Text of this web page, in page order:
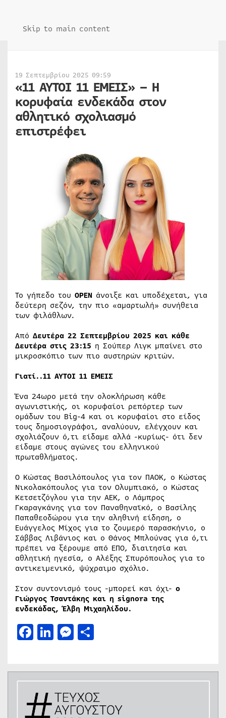
Skip to main content
19 Σεπτεμβρίου 2025 09:59
«11 ΑΥΤΟΙ 11 ΕΜΕΙΣ» – Η
κορυφαία ενδεκάδα στον
αθλητικό σχολιασμό
επιστρέφει
Το γήπεδο του OPEN άνοιξε και υποδέχεται, για
δεύτερη σεζόν, την πιο «αμαρτωλή» συνήθεια
των φιλάθλων.
Από Δευτέρα 22 Σεπτεμβρίου 2025 και κάθε
Δευτέρα στις 23:15 η Σούπερ Λιγκ μπαίνει στο
μικροσκόπιο των πιο αυστηρών κριτών.
Γιατί..11 ΑΥΤΟΙ 11 ΕΜΕΙΣ
Ένα 24ωρο μετά την ολοκλήρωση κάθε
αγωνιστικής, οι κορυφαίοι ρεπόρτερ των
ομάδων του Big-4 και oι κορυφαίοι στο είδος
τους δημοσιογράφοι, αναλύουν, ελέγχουν και
σχολιάζουν ό,τι είδαμε αλλά -κυρίως- ότι δεν
είδαμε στους αγώνες του ελληνικού
πρωταθλήματος.
Ο Κώστας Βασιλόπουλος για τον ΠΑΟΚ, ο Κώστας
Νικολακόπουλος για τον Ολυμπιακό, ο Κώστας
Κετσετζόγλου για την ΑΕΚ, ο Λάμπρος
Γκαραγκάνης για τον Παναθηναϊκό, ο Βασίλης
Παπαθεοδώρου για την αληθινή είδηση, ο
Ευάγγελος Μίχος για το ζουμερό παρασκήνιο, ο
Σάββας Λιβάνιος και ο Θάνος Μπλούνας για ό,τι
πρέπει να ξέρουμε από ΕΠΟ, διαιτησία και
αθλητική ηγεσία, ο Αλέξης Σπυρόπουλος για το
αντικειμενικό, ψύχραιμο σχόλιο.
Στον συντονισμό τους -μπορεί και όχι- ο
Γιώργος Τσαντάκης και η signora της
ενδεκάδας, Έλβη Μιχαηλίδου.
Facebook
LinkedIn
Messenger